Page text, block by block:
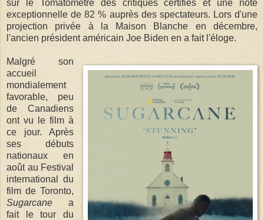
sur le Tomatomètre des critiques certifiés et une note
exceptionnelle de 82 % auprès des spectateurs. Lors d'une
projection privée à la Maison Blanche en décembre,
l'ancien président américain Joe Biden en a fait l'éloge.
Malgré son
accueil
mondialement
favorable, peu
de Canadiens
ont vu le film à
ce jour. Après
ses débuts
nationaux en
août au Festival
international du
film de Toronto,
Sugarcanea
fait le tour du